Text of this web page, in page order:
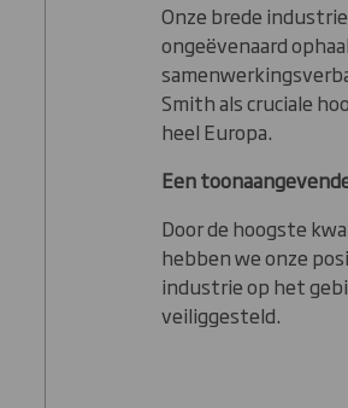
Onze brede
ongeëvenaard
Smith als cruciale
heel Europa.
Een
Door de hoogste
hebben we onze
industrie op het
veiliggesteld.